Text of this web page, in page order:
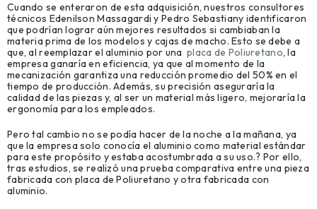
Cuando se enteraron de esta adquisición, nuestros consultores
técnicos Edenilson Massagardi y Pedro Sebastiany identificaron
que podrían lograr aún mejores resultados si cambiaban la
materia prima de los modelos y cajas de macho. Esto se debe a
que, al reemplazar el aluminio por unaplaca de Poliuretano, la
empresa ganaría en eficiencia, ya que al momento de la
mecanización garantiza una reducción promedio del 50% en el
tiempo de producción. Además, su precisión aseguraría la
calidad de las piezas y, al ser un material más ligero, mejoraría la
ergonomía para los empleados.
Pero tal cambio no se podía hacer de la noche a la mañana, ya
que la empresa solo conocía el aluminio como material estándar
para este propósito y estaba acostumbrada a su uso.? Por ello,
tras estudios, se realizó una prueba comparativa entre una pieza
fabricada con placa de Poliuretano y otra fabricada con
aluminio.